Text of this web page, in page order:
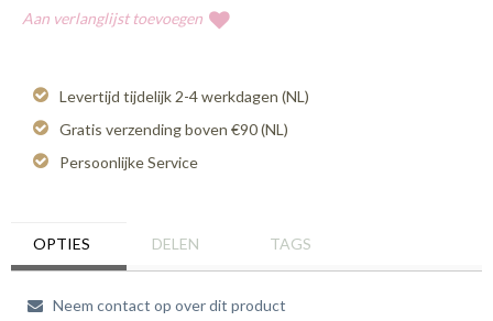
Aan verlanglijst toevoegen
Levertijd tijdelijk 2-4 werkdagen (NL)
Gratis verzending boven €90 (NL)
Persoonlijke Service
OPTIES DELEN TAGS
Neem contact op over dit product